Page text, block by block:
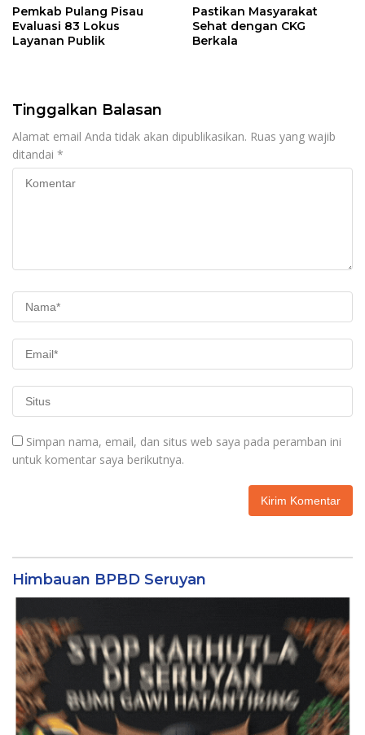
Pemkab Pulang Pisau
Evaluasi 83 Lokus
Layanan Publik
Pastikan Masyarakat
Sehat dengan CKG
Berkala
Tinggalkan Balasan
Alamat email Anda tidak akan dipublikasikan. Ruas yang wajib
ditandai *
Simpan nama, email, dan situs web saya pada peramban ini
untuk komentar saya berikutnya.
Himbauan BPBD Seruyan